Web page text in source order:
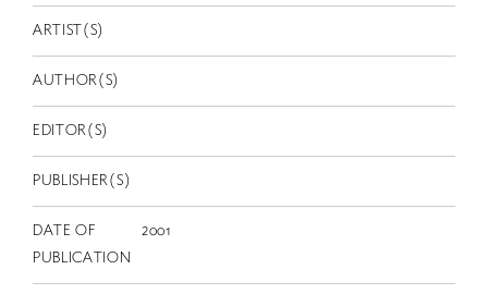
EN
ARTIST(S)
AUTHOR(S)
EDITOR(S)
PUBLISHER(S)
DATE OF
PUBLICATION
2001